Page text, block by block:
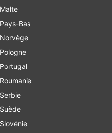
Malte
Pays-Bas
Norvège
Pologne
Portugal
Roumanie
Serbie
Suède
Slovénie